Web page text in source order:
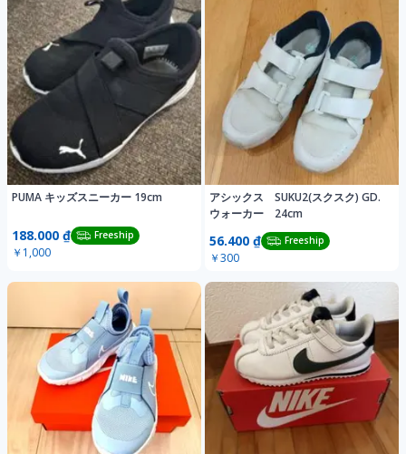
PUMA キッズスニーカー 19cm
188.000 ₫ Freeship
￥1,000
アシックス SUKU2(スクスク) GD.
ウォーカー 24cm
56.400 ₫ Freeship
￥300